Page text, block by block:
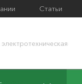
Статьи